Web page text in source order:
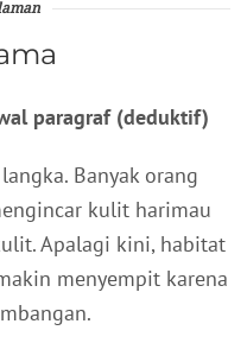
paragraf (deduktif)
Banyak orang
kulit harimau
Apalagi kini, habitat
menyempit karena